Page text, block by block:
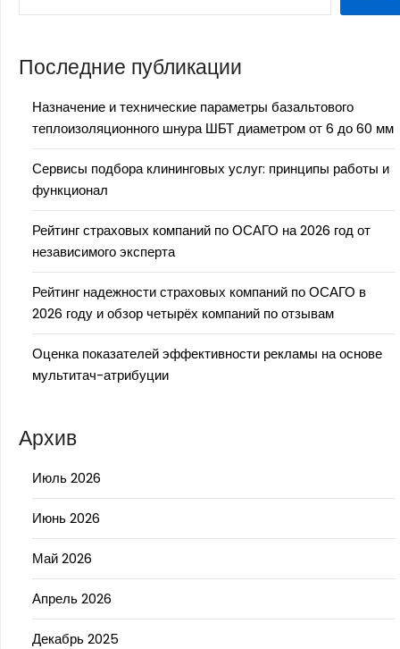
Последние публикации
Назначение и технические параметры базальтового
теплоизоляционного шнура ШБТ диаметром от 6 до 60 мм
Сервисы подбора клининговых услуг: принципы работы и
функционал
Рейтинг страховых компаний по ОСАГО на 2026 год от
независимого эксперта
Рейтинг надежности страховых компаний по ОСАГО в
2026 году и обзор четырёх компаний по отзывам
Оценка показателей эффективности рекламы на основе
мультитач-атрибуции
Архив
Июль 2026
Июнь 2026
Май 2026
Апрель 2026
Декабрь 2025